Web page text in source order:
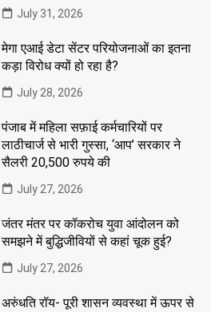
July 31, 2026
मेगा एआई डेटा सेंटर परियोजनाओं का इतना
कड़ा विरोध क्यों हो रहा है?
July 28, 2026
पंजाब में महिला सफ़ाई कर्मचारियों पर
लाठीचार्ज से भारी गुस्सा, ‘आप’ सरकार ने
सैलरी 20,500 रुपये की
July 27, 2026
जंतर मंतर पर कॉकरोच युवा आंदोलन को
समझने में बुद्धिजीवियों से कहां चूक हुई?
July 27, 2026
अरुंधति रॉय- पूरी शासन व्यवस्था में ऊपर से